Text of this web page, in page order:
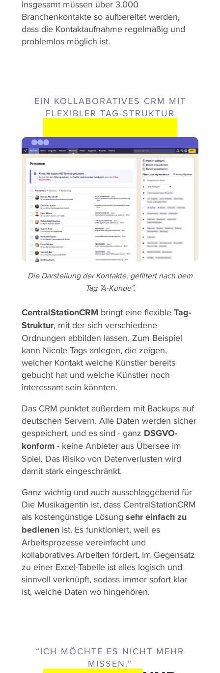
Insgesamt müssen über 3.000
Branchenkontakte so aufbereitet werden,
dass die Kontaktaufnahme regelmäßig und
problemlos möglich ist.
EIN KOLLABORATIVES CRM MIT
FLEXIBLER TAG-STRUKTUR
Die Darstellung der Kontakte, gefiltert nach dem
Tag "A-Kunde".
CentralStationCRM bringt eine flexible Tag-
Struktur, mit der sich verschiedene
Ordnungen abbilden lassen. Zum Beispiel
kann Nicole Tags anlegen, die zeigen,
welcher Kontakt welche Künstler bereits
gebucht hat und welche Künstler noch
interessant sein könnten.
Das CRM punktet außerdem mit Backups auf
deutschen Servern. Alle Daten werden sicher
gespeichert, und es sind - ganz DSGVO-
konform - keine Anbieter aus Übersee im
Spiel. Das Risiko von Datenverlusten wird
damit stark eingeschränkt.
Ganz wichtig und auch ausschlaggebend für
Die Musikagentin ist, dass CentralStationCRM
als kostengünstige Lösung sehr einfach zu
bedienen ist. Es funktioniert, weil es
Arbeitsprozesse vereinfacht und
kollaboratives Arbeiten fördert. Im Gegensatz
zu einer Excel-Tabelle ist alles logisch und
sinnvoll verknüpft, sodass immer sofort klar
ist, welche Daten wo hingehören.
“ICH MÖCHTE ES NICHT MEHR
MISSEN.”